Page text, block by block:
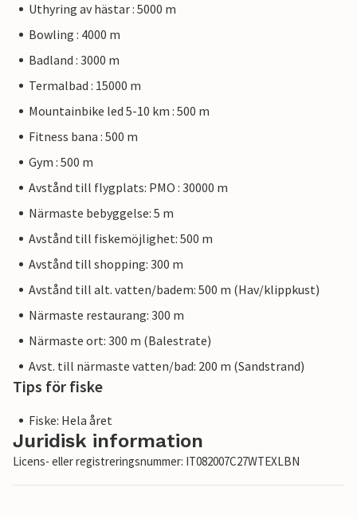
Uthyring av hästar : 5000 m
Bowling : 4000 m
Badland : 3000 m
Termalbad : 15000 m
Mountainbike led 5-10 km : 500 m
Fitness bana : 500 m
Gym : 500 m
Avstånd till flygplats: PMO : 30000 m
Närmaste bebyggelse: 5 m
Avstånd till fiskemöjlighet: 500 m
Avstånd till shopping: 300 m
Avstånd till alt. vatten/badem: 500 m (Hav/klippkust)
Närmaste restaurang: 300 m
Närmaste ort: 300 m (Balestrate)
Avst. till närmaste vatten/bad: 200 m (Sandstrand)
Tips för fiske
Fiske: Hela året
Juridisk information
Licens- eller registreringsnummer: IT082007C27WTEXLBN